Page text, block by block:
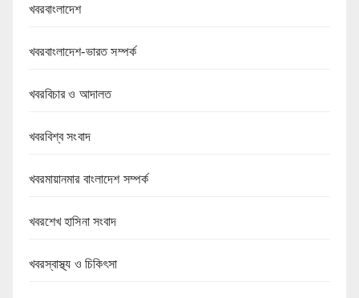
খবরবাংলাদেশ
খবরবাংলাদেশ-ভারত সম্পর্ক
খবরবিচার ও আদালত
খবরবিশ্ব সংবাদ
খবরমায়ানমার বাংলাদেশ সম্পর্ক
খবরশেখ হাসিনা সংবাদ
খবরস্বাস্থ্য ও চিকিৎসা